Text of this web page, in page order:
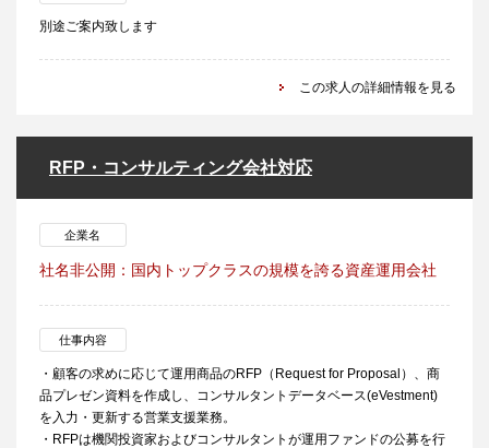
別途ご案内致します
この求人の詳細情報を見る
RFP・コンサルティング会社対応
企業名
社名非公開：国内トップクラスの規模を誇る資産運用会社
仕事内容
・顧客の求めに応じて運用商品のRFP（Request for Proposal）、商
品プレゼン資料を作成し、コンサルタントデータベース(eVestment)
を入力・更新する営業支援業務。
・RFPは機関投資家およびコンサルタントが運用ファンドの公募を行